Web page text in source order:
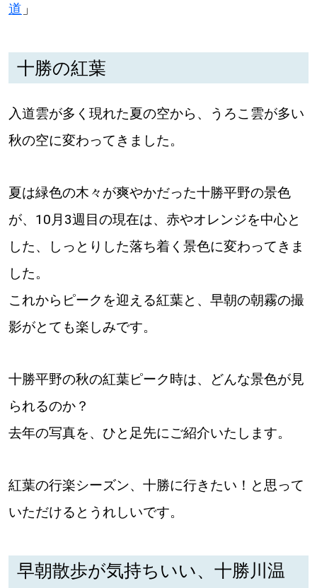
明日への”きっかけ”WEBマガジン
パートナーメディア
プライバシーポリシー
【道東のお気に入りを見つけたい】
道 」
十勝の紅葉
入道雲が多く現れた夏の空から、うろこ雲が多い
秋の空に変わってきました。
夏は緑色の木々が爽やかだった十勝平野の景色
が、10月3週目の現在は、赤やオレンジを中心と
した、しっとりした落ち着く景色に変わってきま
した。
これからピークを迎える紅葉と、早朝の朝霧の撮
影がとても楽しみです。
十勝平野の秋の紅葉ピーク時は、どんな景色が見
られるのか？
去年の写真を、ひと足先にご紹介いたします。
紅葉の行楽シーズン、十勝に行きたい！と思って
いただけるとうれしいです。
早朝散歩が気持ちいい、十勝川温